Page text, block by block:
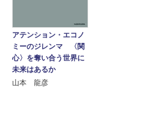
アテンション・エコノ
ミーのジレンマ 〈関
心〉を奪い合う世界に
未来はあるか
山本 龍彦